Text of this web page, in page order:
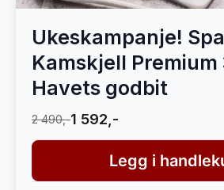
Ukeskampanje!
Kamskjell Premium
Havets godbit
2 490,-1 592,-
Legg i